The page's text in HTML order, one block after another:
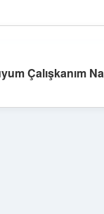
Çalışkanım